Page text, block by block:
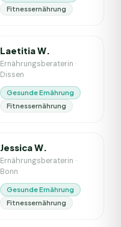
Fitnessernährung
Laetitia W.
Ernährungsberaterin ·
Dissen
Gesunde Ernährung
Fitnessernährung
Jessica W.
Ernährungsberaterin ·
Bonn
Gesunde Ernährung
Fitnessernährung